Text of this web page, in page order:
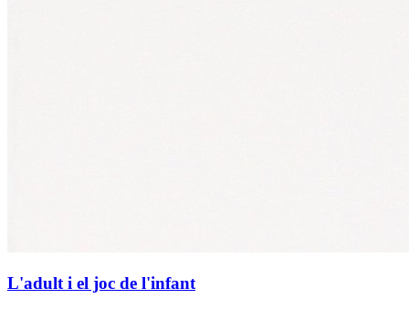
L'adult i el joc de l'infant